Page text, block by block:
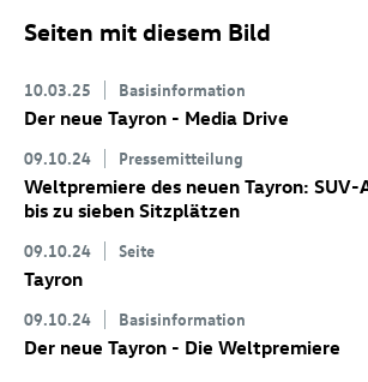
Seiten mit diesem Bild
10.03.25 Basisinformation
Der neue Tayron - Media Drive
09.10.24 Pressemitteilung
Weltpremiere des neuen Tayron:
bis zu sieben Sitzplätzen
09.10.24 Seite
Tayron
09.10.24 Basisinformation
Der neue Tayron - Die Weltpremiere